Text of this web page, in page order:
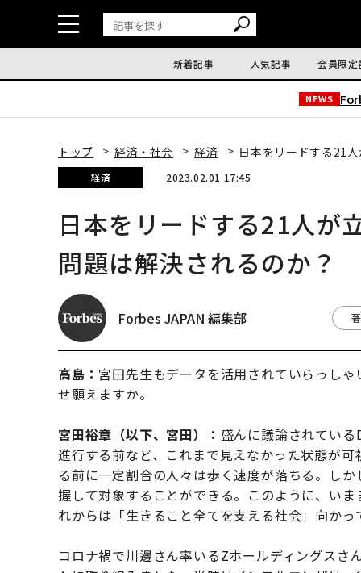
新着記事 人気記事 会員限定
NEWS
トップ 経済・社会 経済 日本をリードする21
経済 2023.02.01 17:45
日本をリードする21人が
問題は解決されるのか？
Forbes JAPAN 編集部
高島： 宮田先生もデータを活用されていらっし
せ願えますか。
宮田裕章（以下、宮田）： 盛んに議論されてい
進行する前など、これまで見えなかった状態が
る前に一定割合の人々は歩く速度が落ちる。し
握して対象することができる。このように、い
れからは「生きること全てを支える社会」向かっ
コロナ禍で川邊さん率いるZホールディングス